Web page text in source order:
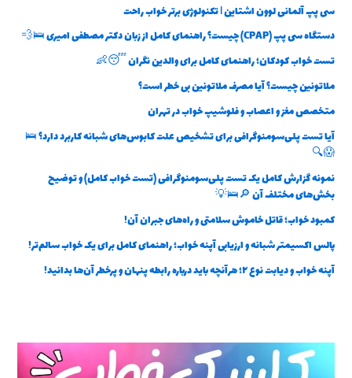
سی پپ آلمانی لوون اشتاین | تکنولوژی برتر خواب راحت
دستگاه سی پپ (CPAP) چیست؟ راهنمای کامل از زبان دکتر مصطفی امیری 🛌💨
تست خواب کودکان؛ راهنمای کامل برای والدین نگران 😴👶
ملاتونین چیست؟ آیا مصرف ملاتونین بی خطر است؟
متخصص مغز و اعصاب و فلوشیپ خواب در تهران
آیا تست پلی‌سومنوگرافی برای تشخیص علت کابوس‌های شبانه کاربرد دارد؟ 🛌
😱🔍
نمونه گزارش کامل یک تست پلی‌سومنوگرافی (تست خواب کامل) و توضیح
بخش‌های مختلف آن 🔎🛌💡
کمبود خواب؛ قاتل خاموش سلامتی و راه‌های جبران آن!
پالس اکسیمتر شبانه و ارزیابی آپنه خواب؛ راهنمای کامل برای یک خواب سالم‌تر!
آپنه خواب و دیابت نوع ۲؛ هرآنچه باید درباره رابطه پنهان و پرخطر آن‌ها بدانید!